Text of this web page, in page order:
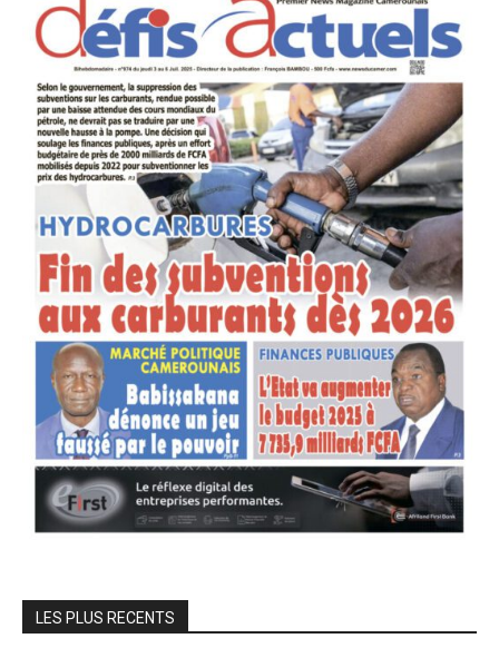
LES PLUS RECENTS